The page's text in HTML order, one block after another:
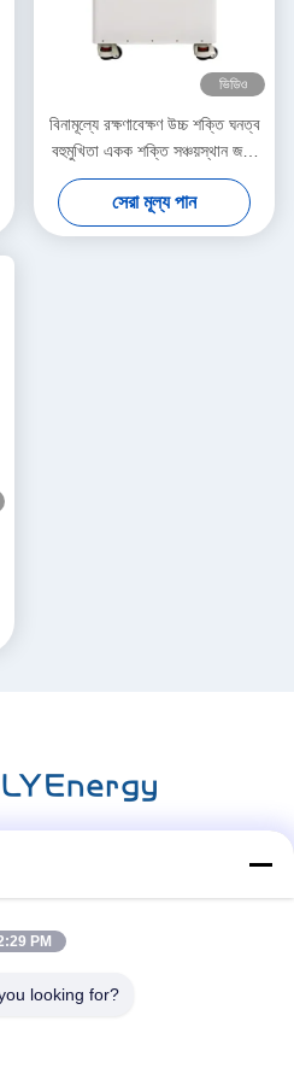
ভিডিও
বিনামূল্যে রক্ষণাবেক্ষণ উচ্চ শক্তি ঘনত্ব
বহুমুখিতা একক শক্তি সঞ্চয়স্থান জন্য
বাড়ি
সেরা মূল্য পান
যোগাযোগ
PM
looking for?